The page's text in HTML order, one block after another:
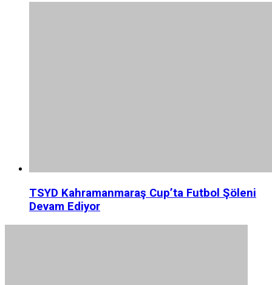
TSYD Kahramanmaraş Cup’ta Futbol Şöleni
Devam Ediyor